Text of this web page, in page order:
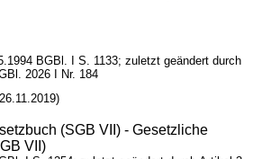
BGBl. I S. 1133; zuletzt geändert durch
2026 I Nr. 184
(SGB VII) - Gesetzliche
VII)